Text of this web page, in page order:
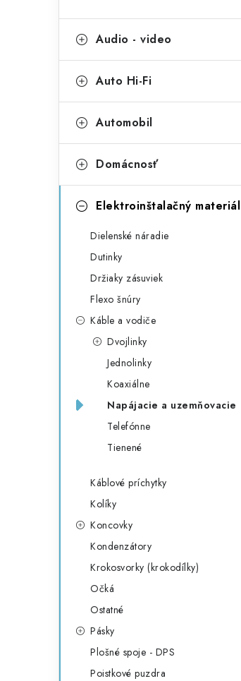
Audio - video
Auto Hi-Fi
Automobil
Domácnosť
Elektroinštalačný materiál
Dielenské náradie
Dutinky
Držiaky zásuviek
Flexo šnúry
Káble a vodiče
Dvojlinky
Jednolinky
Koaxiálne
Napájacie a uzemňovacie
Telefónne
Tienené
Káblové príchytky
Kolíky
Koncovky
Kondenzátory
Krokosvorky (krokodílky)
Očká
Ostatné
Pásky
Plošné spoje - DPS
Poistkové puzdra